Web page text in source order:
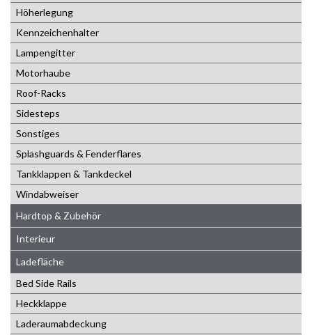
Höherlegung
Kennzeichenhalter
Lampengitter
Motorhaube
Roof-Racks
Sidesteps
Sonstiges
Splashguards & Fenderflares
Tankklappen & Tankdeckel
Windabweiser
Hardtop & Zubehör
Interieur
Ladefläche
Bed Side Rails
Heckklappe
Laderaumabdeckung